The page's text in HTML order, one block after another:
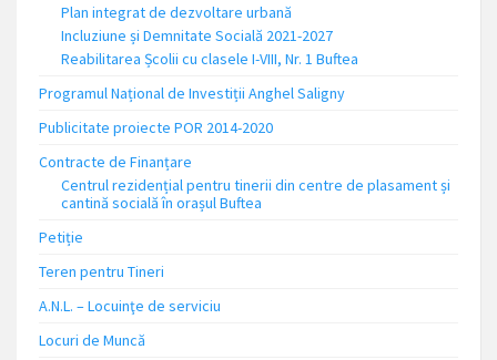
Plan integrat de dezvoltare urbană
Incluziune și Demnitate Socială 2021-2027
Reabilitarea Școlii cu clasele I-VIII, Nr. 1 Buftea
Programul Național de Investiții Anghel Saligny
Publicitate proiecte POR 2014-2020
Contracte de Finanțare
Centrul rezidențial pentru tinerii din centre de plasament și
cantină socială în orașul Buftea
Petiție
Teren pentru Tineri
A.N.L. – Locuinţe de serviciu
Locuri de Muncă